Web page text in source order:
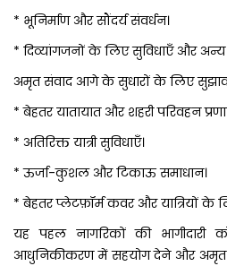
* भूनिर्माण और सौंदर्य संवर्धन।
* दिव्यांगजनों के लिए सुविधाएँ और अन्य
अमृत संवाद आगे के सुधारों के लिए
* बेहतर यातायात और शहरी परिवहन
* अतिरिक्त यात्री सुविधाएँ।
* ऊर्जा-कुशल और टिकाऊ समाधान।
* बेहतर प्लेटफ़ॉर्म कवर और यात्रियों के
यह पहल नागरिकों की
आधुनिकीकरण में सहयोग देने और अमृत